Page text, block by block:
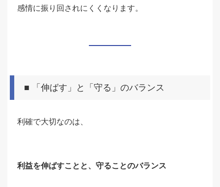
感情に振り回されにくくなります。
■ 「伸ばす」と「守る」のバランス
利確で大切なのは、
利益を伸ばすことと、守ることのバランス